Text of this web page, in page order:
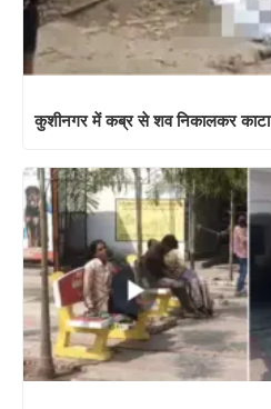
कुशीनगर में कब्र से शव निकालकर काटा